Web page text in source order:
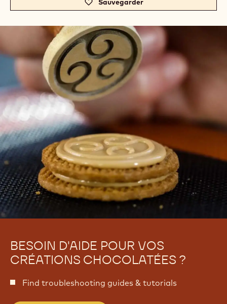
a
c
o
-
T
a
e
s
Sauvegarder
-
a
.
o
m
-
r
t
e
s
BESOIN D'AIDE POUR VOS
CRÉATIONS CHOCOLATÉES ?
Find troubleshooting guides & tutorials